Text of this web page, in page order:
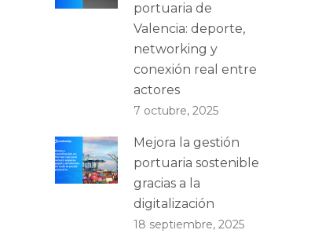
portuaria de
Valencia: deporte,
networking y
conexión real entre
actores
7 octubre, 2025
Mejora la gestión
portuaria sostenible
gracias a la
digitalización
18 septiembre, 2025